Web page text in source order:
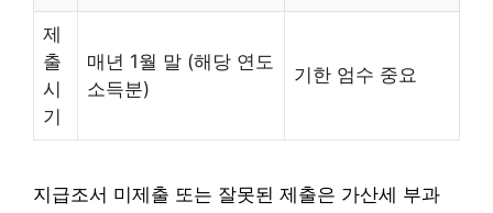
제
출
시
기
매년 1월 말 (해당 연도
소득분)
기한 엄수 중요
지급조서 미제출 또는 잘못된 제출은 가산세 부과